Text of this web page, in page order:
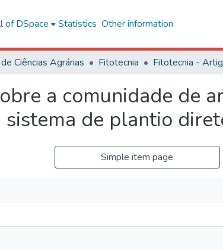
of DSpace Statistics Other information
Ciências Agrárias Fitotecnia Fitotecnia -
a comunidade de
de plantio
Simple item page